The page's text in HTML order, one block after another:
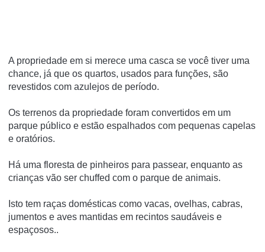
A propriedade em si merece uma casca se você tiver uma
chance, já que os quartos, usados para funções, são
revestidos com azulejos de período.
Os terrenos da propriedade foram convertidos em um
parque público e estão espalhados com pequenas capelas
e oratórios.
Há uma floresta de pinheiros para passear, enquanto as
crianças vão ser chuffed com o parque de animais.
Isto tem raças domésticas como vacas, ovelhas, cabras,
jumentos e aves mantidas em recintos saudáveis e
espaçosos..